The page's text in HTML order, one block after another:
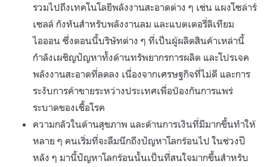
รวมไปถึงเทคโนโลยีพลังงานสะอาดต่าง ๆ เช่น แผงโซล่าร์
เซลล์ กังหันสำหรับพลังงานลม และแบตเตอรี่ลิเทียม
ไอออน ซึ่งตอนนี้บริษัทต่าง ๆ ที่เป็นผู้ผลิตสินค้าเหล่านี้
กำลังเผชิญปัญหาทั้งด้านทรัพยากรการผลิต และโปรเจค
พลังงานสะอาดที่ลดลง เนื่องจากเศรษฐกิจที่ไม่ดี และการ
ระงับการค้าขายระหว่างประเทศเพื่อป้องกันการแพร่
ระบาดของเชื้อโรค
ความกลัวในด้านสุขภาพ และด้านการเงินที่มีมากขึ้นทำให้
หลาย ๆ คนเริ่มที่จะลืมนึกถึงปัญหาโลกร้อนไป ในช่วงปี
หลัง ๆ มานี้ปัญหาโลกร้อนนั้นเป็นที่สนใจมากขึ้นสำหรับ